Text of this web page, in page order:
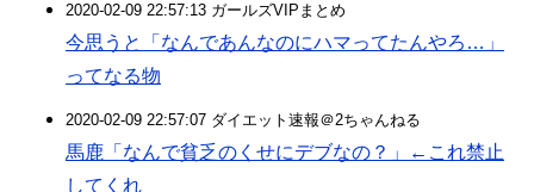
2020-02-09 22:57:13 ガールズVIPまとめ
今思うと「なんであんなのにハマってたんやろ…」
ってなる物
2020-02-09 22:57:07 ダイエット速報＠2ちゃんねる
馬鹿「なんで貧乏のくせにデブなの？」←これ禁止
してくれ